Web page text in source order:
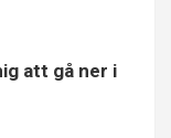
att gå ner i